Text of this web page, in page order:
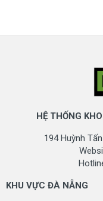
HỆ THỐNG
194 Huỳnh
KHU VỰC ĐÀ NẴNG